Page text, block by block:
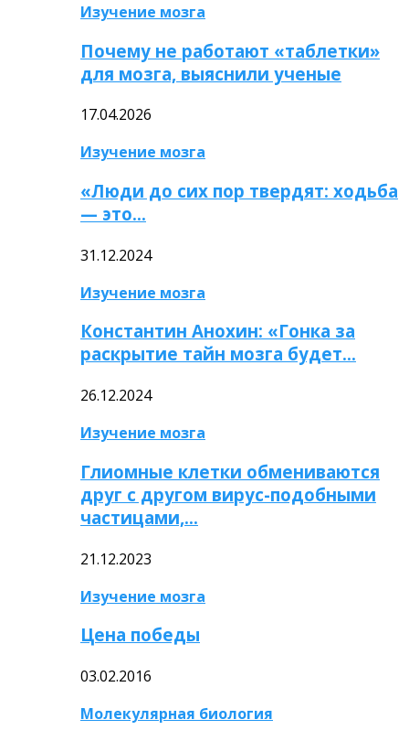
Изучение мозга
Почему не работают «таблетки»
для мозга, выяснили ученые
17.04.2026
Изучение мозга
«Люди до сих пор твердят: ходьба
— это…
31.12.2024
Изучение мозга
Константин Анохин: «Гонка за
раскрытие тайн мозга будет…
26.12.2024
Изучение мозга
Глиомные клетки обмениваются
друг с другом вирус-подобными
частицами,…
21.12.2023
Изучение мозга
Цена победы
03.02.2016
Молекулярная биология